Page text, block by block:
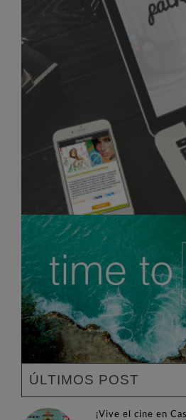
ÚLTIMOS POST
¡Vive el cine en